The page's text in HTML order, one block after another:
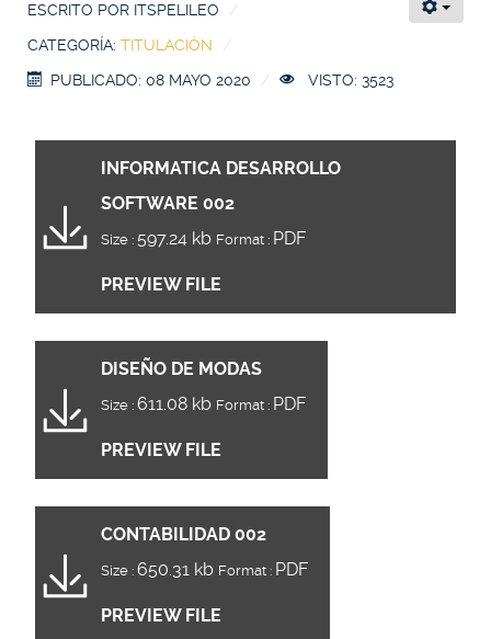
ESCRITO POR ITSPELILEO
CATEGORÍA: TITULACIÓN
PUBLICADO: 08 MAYO 2020
VISTO: 3523
INFORMATICA DESARROLLO
SOFTWARE 002
Size : 597.24 kb Format : PDF
PREVIEW FILE
DISEÑO DE MODAS
Size : 611.08 kb Format : PDF
PREVIEW FILE
CONTABILIDAD 002
Size : 650.31 kb Format : PDF
PREVIEW FILE